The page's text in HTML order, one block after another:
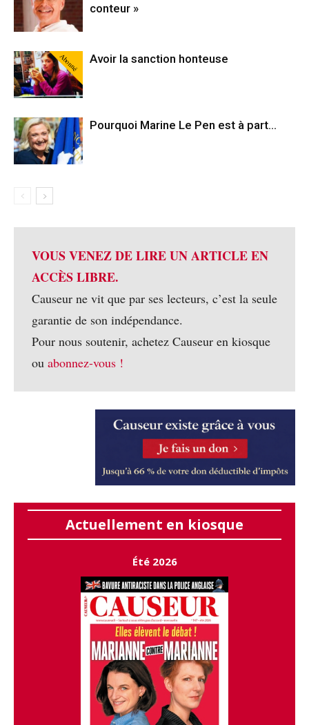
conteur »
Abonné Avoir la sanction honteuse
Pourquoi Marine Le Pen est à part…
VOUS VENEZ DE LIRE UN ARTICLE EN
ACCÈS LIBRE.
Causeur ne vit que par ses lecteurs, c’est la seule
garantie de son indépendance.
Pour nous soutenir, achetez Causeur en kiosque
ou abonnez-vous !
Actuellement en kiosque
Été 2026